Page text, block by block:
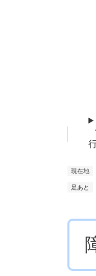
現在地
足あと